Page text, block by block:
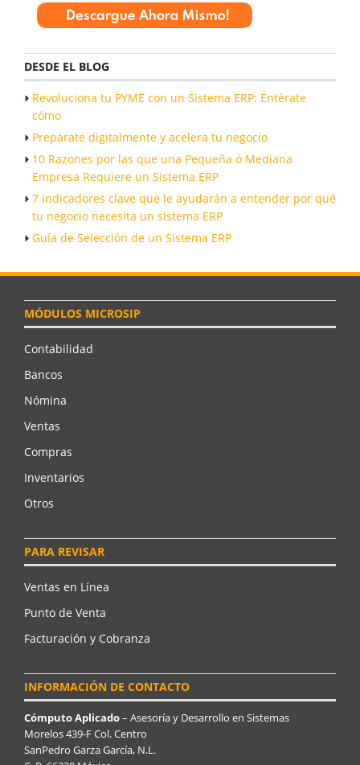
DESDE EL BLOG
Revoluciona tu PYME con un Sistema ERP: Entérate
cómo
Prepárate digitalmente y acelera tu negocio
10 Razones por las que una Pequeña ó Mediana
Empresa Requiere un Sistema ERP
7 indicadores clave que le ayudarán a entender por qué
tu negocio necesita un sistema ERP
Guía de Selección de un Sistema ERP
MÓDULOS MICROSIP
Contabilidad
Bancos
Nómina
Ventas
Compras
Inventarios
Otros
PARA REVISAR
Ventas en Línea
Punto de Venta
Facturación y Cobranza
INFORMACIÓN DE CONTACTO
Cómputo Aplicado– Asesoría y Desarrollo en Sistemas
Morelos 439-F Col. Centro
SanPedro Garza García, N.L.